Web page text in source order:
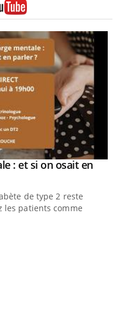
: et si on osait en
de type 2 reste
les patients comme